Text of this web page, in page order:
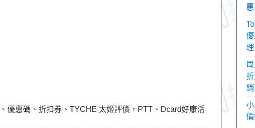
優惠碼、折扣券、TYCHE 太姬評價，PTT、Dcard好康活
理